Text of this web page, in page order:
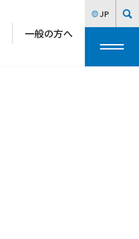
一般の方へ
JP